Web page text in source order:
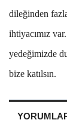
dileğinden
ihtiyacımız
yedeğimizde
bize katılsın.